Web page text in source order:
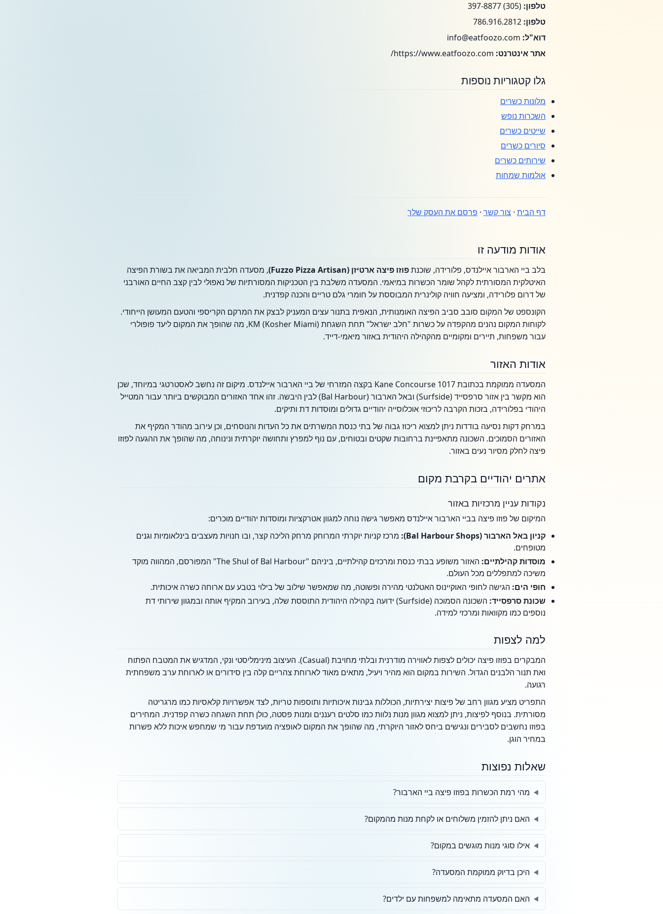
טלפון: (305) 397-8877
טלפון:
דוא"ל: info@eatfoozo.com
אתר אינטרנט:
גלו קטגוריות נוספות
מלונות כשרים
השכרות נופש
שייטים כשרים
סיורים כשרים
שירותים כשרים
אולמות שמחות
דף הבית · צור קשר · פרסם את העסק שלך
אודות מודעה זו
בלב ביי הארבור איילנדס, פלורידה, שוכנתפוזו פיצה ארטיזן (Fuzzo Pizza Artisan)
, מסעדה חלבית המביאה את בשורת הפיצה
האיטלקית המסורתית לקהל שומר הכשרות במיאמי. המסעדה משלבת בין הטכניקות המסורתיות של נאפולי לבין קצב החיים האורבני
של דרום פלורידה, ומציעה חוויה קולינרית המבוססת על חומרי גלם טריים והכנה קפדנית.
הקונספט של המקום סובב סביב הפיצה האומנותית, הנאפית בתנור עצים המעניק לבצק את המרקם הקריספי והטעם המעושן הייחודי.
לקוחות המקום נהנים מהקפדה על כשרות "חלב ישראל" תחת השגחת KM (Kosher Miami), מה שהופך את המקום ליעד פופולרי
עבור משפחות, תיירים ומקומיים מהקהילה היהודית באזור מיאמי-דייד.
אודות האזור
המסעדה ממוקמת בכתובת 1017 Kane Concourse בקצה המזרחי של ביי הארבור איילנדס. מיקום זה נחשב לאסטרטגי במיוחד, שכן
הוא מקשר בין אזור סרפסייד (Surfside) ובאל הארבור (Bal Harbour) לבין היבשה. זהו אחד האזורים המבוקשים ביותר עבור המטייל
היהודי בפלורידה, בזכות הקרבה לריכוזי אוכלוסייה יהודיים גדולים ומוסדות דת ותיקים.
במרחק דקות נסיעה בודדות ניתן למצוא ריכוז גבוה של בתי כנסת המשרתים את כל העדות והנוסחים, וכן עירוב מהודר המקיף את
האזורים הסמוכים. השכונה מתאפיינת ברחובות שקטים ובטוחים, עם נוף למפרץ ותחושה יוקרתית ונינוחה, מה שהופך את ההגעה לפוזו
פיצה לחלק מסיור נעים באזור.
אתרים יהודיים בקרבת מקום
נקודות עניין מרכזיות באזור
המיקום של פוזו פיצה בביי הארבור איילנדס מאפשר גישה נוחה למגוון אטרקציות ומוסדות יהודיים מוכרים:
קניון באל הארבור (Bal Harbour Shops):
מרכז קניות יוקרתי המרוחק מרחק הליכה קצר, ובו חנויות מעצבים בינלאומיות וגנים
מטופחים.
מוסדות קהילתיים:
האזור משופע בבתי כנסת ומרכזים קהילתיים, ביניהם "The Shul of Bal Harbour" המפורסם, המהווה מוקד
משיכה למתפללים מכל העולם.
חופי הים: הגישה לחופי האוקיינוס האטלנטי מהירה ופשוטה, מה שמאפשר שילוב של בילוי בטבע עם ארוחה כשרה איכותית.
שכונת סרפסייד:
השכונה הסמוכה (Surfside) ידועה בקהילה היהודית התוססת שלה, בעירוב המקיף אותה ובמגוון שירותי דת
נוספים כמו מקוואות ומרכזי למידה.
למה לצפות
המבקרים בפוזו פיצה יכולים לצפות לאווירה מודרנית ובלתי מחויבת (Casual). העיצוב מינימליסטי ונקי, המדגיש את המטבח הפתוח
ואת תנור הלבנים הגדול. השירות במקום הוא מהיר ויעיל, מתאים מאוד לארוחת צהריים קלה בין סידורים או לארוחת ערב משפחתית
רגועה.
התפריט מציע מגוון רחב של פיצות יצירתיות, הכוללות גבינות איכותיות ותוספות טריות, לצד אפשרויות קלאסיות כמו מרגריטה
מסורתית. בנוסף לפיצות, ניתן למצוא מגוון מנות נלוות כמו סלטים רעננים ומנות פסטה, כולן תחת השגחה כשרה קפדנית. המחירים
בפוזו נחשבים לסבירים ונגישים ביחס לאזור היוקרתי, מה שהופך את המקום לאופציה מועדפת עבור מי שמחפש איכות ללא פשרות
במחיר הוגן.
שאלות נפוצות
מהי רמת הכשרות בפוזו פיצה ביי הארבור?
האם ניתן להזמין משלוחים או לקחת מנות מהמקום?
אילו סוגי מנות מוגשים במקום?
היכן בדיוק ממוקמת המסעדה?
האם המסעדה מתאימה למשפחות עם ילדים?